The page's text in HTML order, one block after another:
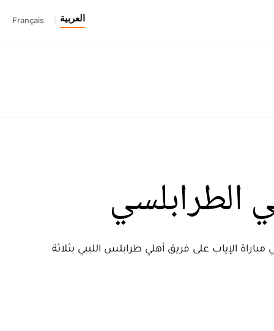
العربية Français
الطرابلسي
الإياب على فريق أهلي طرابلس الليبي بثلاثة